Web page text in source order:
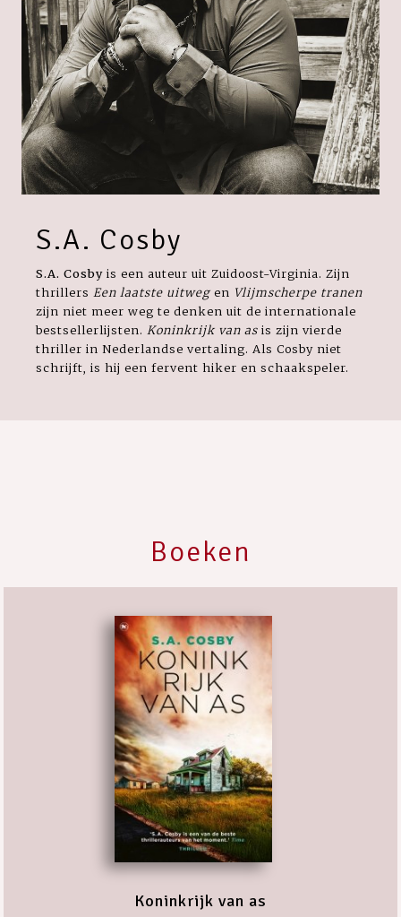
S.A. Cosby
S.A. Cosby is een auteur uit Zuidoost-Virginia. Zijn
thrillers Een laatste uitweg en Vlijmscherpe tranen
zijn niet meer weg te denken uit de internationale
bestsellerlijsten. Koninkrijk van as is zijn vierde
thriller in Nederlandse vertaling. Als Cosby niet
schrijft, is hij een fervent hiker en schaakspeler.
Boeken
Koninkrijk van as